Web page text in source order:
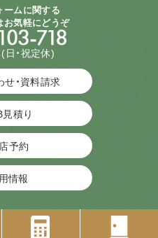
ームに関する
お気軽にどうぞ
(日・祝定休)
・資料請求
積り
予約
情報